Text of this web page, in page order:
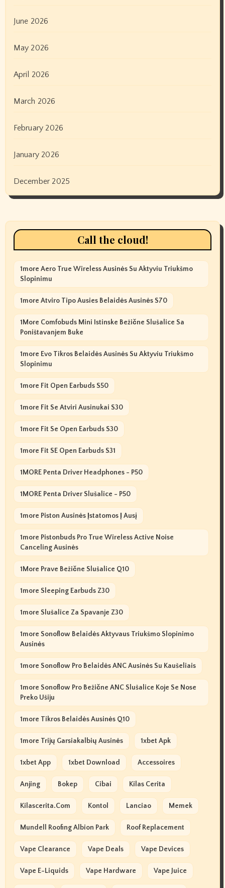
June 2026
May 2026
April 2026
March 2026
February 2026
January 2026
December 2025
Call the cloud!
1more Aero True Wireless Ausinės Su Aktyviu Triukšmo
Slopinimu
1more Atviro Tipo Ausies Belaidės Ausinės S70
1More Comfobuds Mini Istinske Bežične Slušalice Sa
Poništavanjem Buke
1more Evo Tikros Belaidės Ausinės Su Aktyviu Triukšmo
Slopinimu
1more Fit Open Earbuds S50
1more Fit Se Atviri Ausinukai S30
1more Fit Se Open Earbuds S30
1more Fit SE Open Earbuds S31
1MORE Penta Driver Headphones - P50
1MORE Penta Driver Slušalice - P50
1more Piston Ausinės Įstatomos Į Ausį
1more Pistonbuds Pro True Wireless Active Noise
Canceling Ausinės
1More Prave Bežične Slušalice Q10
1more Sleeping Earbuds Z30
1more Slušalice Za Spavanje Z30
1more Sonoflow Belaidės Aktyvaus Triukšmo Slopinimo
Ausinės
1more Sonoflow Pro Belaidės ANC Ausinės Su Kaušeliais
1more Sonoflow Pro Bežične ANC Slušalice Koje Se Nose
Preko Ušiju
1more Tikros Belaidės Ausinės Q10
1more Trijų Garsiakalbių Ausinės 1xbet Apk
1xbet App 1xbet Download Accessoires
Anjing Bokep Cibai Kilas Cerita
Kilascerita.com Kontol Lanciao Memek
Mundell Roofing Albion Park Roof Replacement
Vape Clearance Vape Deals Vape Devices
Vape E-Liquids Vape Hardware Vape Juice